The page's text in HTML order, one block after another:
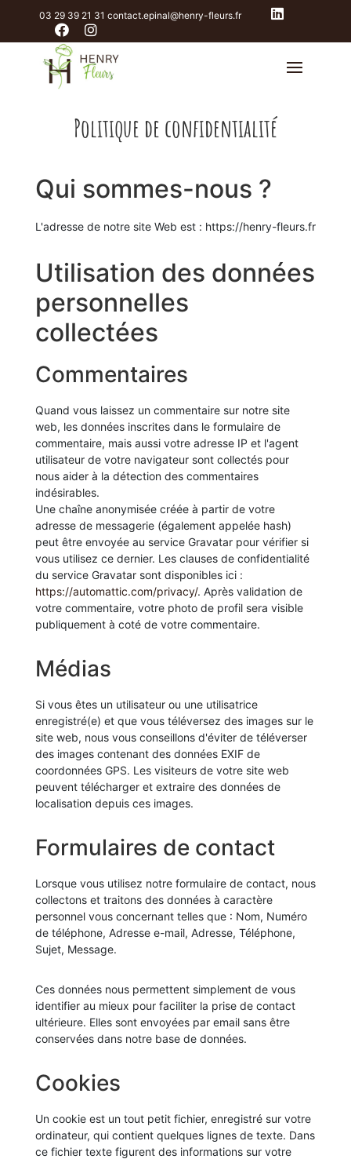
03 29 39 21 31 contact.epinal@henry-fleurs.fr
Politique de confidentialité
Qui sommes-nous ?
L'adresse de notre site Web est : https://henry-fleurs.fr
Utilisation des données
personnelles
collectées
Commentaires
Quand vous laissez un commentaire sur notre site
web, les données inscrites dans le formulaire de
commentaire, mais aussi votre adresse IP et l'agent
utilisateur de votre navigateur sont collectés pour
nous aider à la détection des commentaires
indésirables.
Une chaîne anonymisée créée à partir de votre
adresse de messagerie (également appelée hash)
peut être envoyée au service Gravatar pour vérifier si
vous utilisez ce dernier. Les clauses de confidentialité
du service Gravatar sont disponibles ici :
https://automattic.com/privacy/. Après validation de
votre commentaire, votre photo de profil sera visible
publiquement à coté de votre commentaire.
Médias
Si vous êtes un utilisateur ou une utilisatrice
enregistré(e) et que vous téléversez des images sur le
site web, nous vous conseillons d'éviter de téléverser
des images contenant des données EXIF de
coordonnées GPS. Les visiteurs de votre site web
peuvent télécharger et extraire des données de
localisation depuis ces images.
Formulaires de contact
Lorsque vous utilisez notre formulaire de contact, nous
collectons et traitons des données à caractère
personnel vous concernant telles que : Nom, Numéro
de téléphone, Adresse e-mail, Adresse, Téléphone,
Sujet, Message.
Ces données nous permettent simplement de vous
identifier au mieux pour faciliter la prise de contact
ultérieure. Elles sont envoyées par email sans être
conservées dans notre base de données.
Cookies
Un cookie est un tout petit fichier, enregistré sur votre
ordinateur, qui contient quelques lignes de texte. Dans
ce fichier texte figurent des informations sur votre